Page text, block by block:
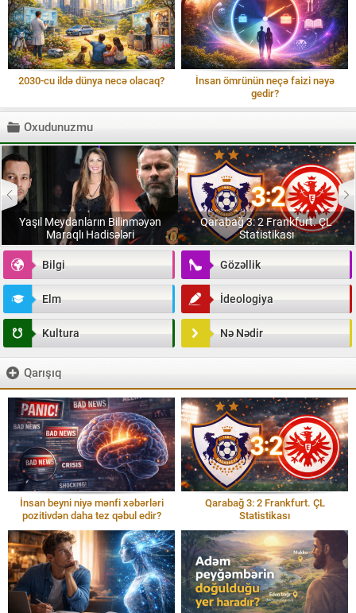
2030-cu ildə dünya necə olacaq?
İnsan ömrünün neçə faizi nəyə
gedir?
Oxudunuzmu
Yaşıl Meydanların Bilinməyən
Maraqlı Hadisələri
Qarabağ 3: 2 Frankfurt. ÇL
Statistikası
Bilgi Gözəllik
Elm İdeologiya
Kultura Nə Nədir
Qarışıq
İnsan beyni niyə mənfi xəbərləri
pozitivdən daha tez qəbul edir?
Qarabağ 3: 2 Frankfurt. ÇL
Statistikası